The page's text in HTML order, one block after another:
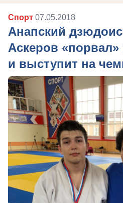
Спорт 07.05.2018
Анапский
Аскеров «порвал»
и выступит на